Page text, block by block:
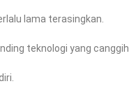
lama terasingkan.
teknologi yang canggih.